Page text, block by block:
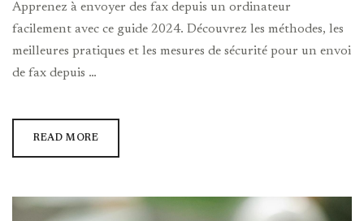
Apprenez à envoyer des fax depuis un ordinateur
facilement avec ce guide 2024. Découvrez les méthodes, les
meilleures pratiques et les mesures de sécurité pour un envoi
de fax depuis …
READ MORE